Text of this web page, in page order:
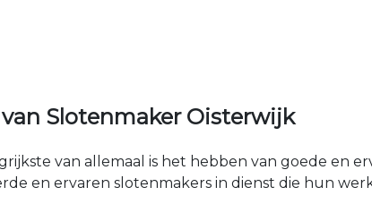
Slotenmaker Oisterwijk
van allemaal is het hebben van goede en
en ervaren slotenmakers in dienst die hun